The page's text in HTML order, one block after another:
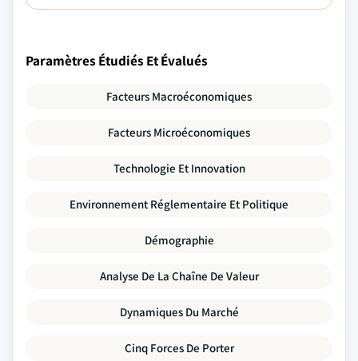
Paramètres Étudiés Et Évalués
Facteurs Macroéconomiques
Facteurs Microéconomiques
Technologie Et Innovation
Environnement Réglementaire Et Politique
Démographie
Analyse De La Chaîne De Valeur
Dynamiques Du Marché
Cinq Forces De Porter